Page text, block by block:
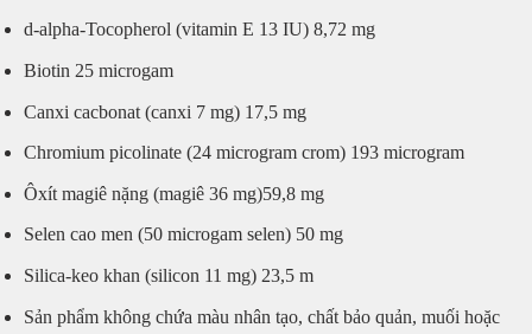
d-alpha-Tocopherol (vitamin E 13 IU) 8,72 mg
Biotin 25 microgam
Canxi cacbonat (canxi 7 mg) 17,5 mg
Chromium picolinate (24 microgram crom) 193 microgram
Ôxít magiê nặng (magiê 36 mg)59,8 mg
Selen cao men (50 microgam selen) 50 mg
Silica-keo khan (silicon 11 mg) 23,5 m
Sản phẩm không chứa màu nhân tạo, chất bảo quản, muối hoặc